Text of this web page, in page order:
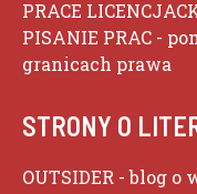
PRACE
PISANIE PRAC -
granicach prawa
STRONY O
OUTSIDER - blog o